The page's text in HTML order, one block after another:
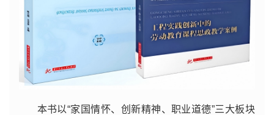
本书以“家国情怀、创新精神、职业道德”三大板块